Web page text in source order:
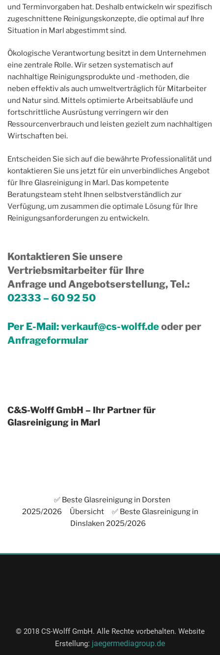
und Terminvorgaben hat. Deshalb entwickeln wir spezifisch
zugeschnittene Reinigungskonzepte, die optimal auf Ihre
Situation in Marl abgestimmt sind.
Ökologische Verantwortung besitzt in dem Unternehmen
eine zentrale Rolle. Wir setzen systematisch auf
nachhaltige Reinigungsprodukte und -methoden, die
neben effektiv als auch umweltverträglich für Mitarbeiter
und Natur sind. Mittels optimierte Arbeitsabläufe und
fortschrittliche Ausrüstung verringern wir den
Ressourcenverbrauch und leisten gezielt zum nachhaltigen
Wirtschaften bei.
Entscheiden Sie sich auf die bewährte Professionalität und
kontaktieren Sie uns jetzt für ein unverbindliches Angebot
für Ihre Glasreinigung in Marl. Das kompetente
Beratungsteam steht Ihnen selbstverständlich zur
Verfügung, um zusammen die optimale Lösung für Ihre
Reinigungsanforderungen zu entwickeln.
Kontaktieren Sie unsere
Vertriebsmitarbeiter für Ihre
Anfrage und Angebotserstellung, Tel.:
02333 – 60 92 50
Per E-Mail:verkauf@cs-wolff.deoder per
Anfrageformular
C&S-Wolff GmbH – Ihr Partner für
Glasreinigung in Marl
✅ Beste Glasreinigung in Dorsten
2025/2026
Übersicht
✅ Beste Glasreinigung in
Dinslaken 2025/2026
© 2018 CS-Wolff GmbH. Alle Rechte vorbehalten. Website
Erstellung: jaegermediagroup.de